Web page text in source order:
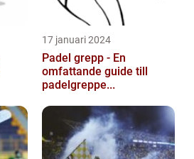
17 januari 2024
Padel grepp - En
omfattande guide till
padelgreppe...